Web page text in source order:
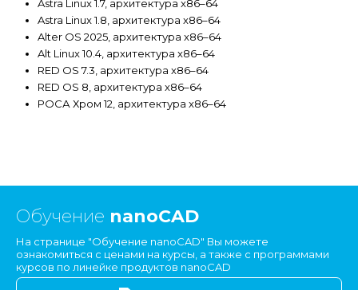
Astra Linux 1.7, архитектура x86–64
Astra Linux 1.8, архитектура x86–64
Alter OS 2025, архитектура x86–64
Alt Linux 10.4, архитектура x86–64
RED OS 7.3, архитектура x86–64
RED OS 8, архитектура x86–64
РОСА Хром 12, архитектура x86–64
Обучение nanoCAD
На странице "Обучение nanoCAD" Вы можете
ознакомиться с ценами на курсы, а также с программами
курсов по линейке продуктов nanoCAD